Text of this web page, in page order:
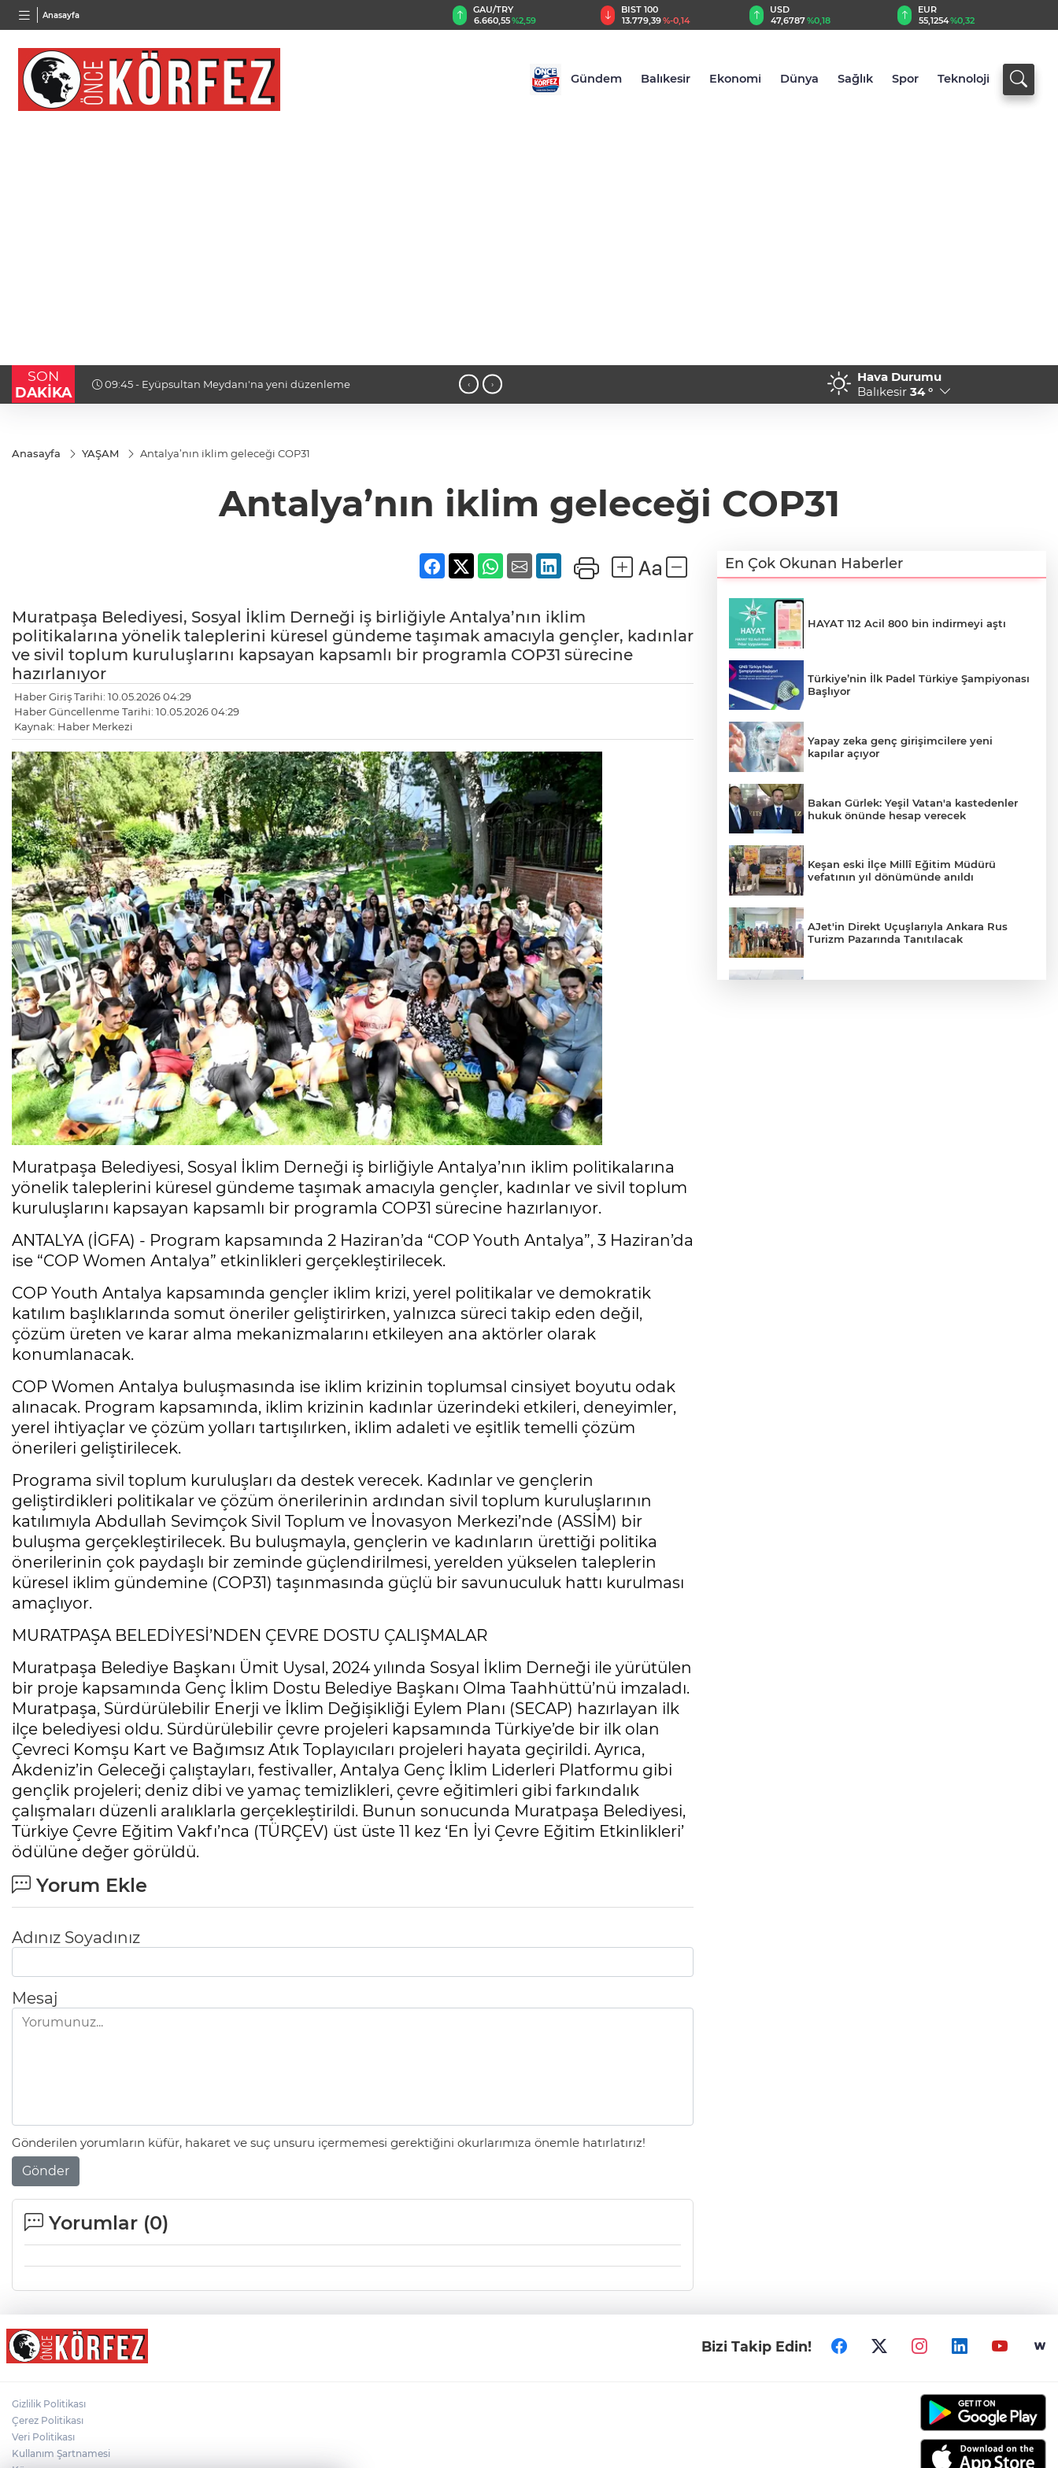
Anasayfa
BGN
27,9743%-0,22
BIST 100
13.779,39%-0,14
USD
47,6787%0,18
EUR
55,1254%0,32
GBP
64,3468%0,38
Gündem Balıkesir Ekonomi Dünya Sağlık Spor Teknoloji
SON
DAKİKA
09:45 - Terörsüz Türkiye yasa teklifi komisyondan geçti 09:31 - Rize Yaşayan
‹ ›
Hava Durumu
Balıkesir 34 °
Anasayfa YAŞAM Antalya’nın iklim geleceği COP31
Antalya’nın iklim geleceği COP31
Muratpaşa Belediyesi, Sosyal İklim Derneği iş birliğiyle Antalya’nın iklim
politikalarına yönelik taleplerini küresel gündeme taşımak amacıyla gençler, kadınlar
ve sivil toplum kuruluşlarını kapsayan kapsamlı bir programla COP31 sürecine
hazırlanıyor
Haber Giriş Tarihi: 10.05.2026 04:29
Haber Güncellenme Tarihi: 10.05.2026 04:29
Kaynak: Haber Merkezi
Muratpaşa Belediyesi, Sosyal İklim Derneği iş birliğiyle Antalya’nın iklim politikalarına
yönelik taleplerini küresel gündeme taşımak amacıyla gençler, kadınlar ve sivil toplum
kuruluşlarını kapsayan kapsamlı bir programla COP31 sürecine hazırlanıyor.
ANTALYA (İGFA) - Program kapsamında 2 Haziran’da “COP Youth Antalya”, 3 Haziran’da
ise “COP Women Antalya” etkinlikleri gerçekleştirilecek.
COP Youth Antalya kapsamında gençler iklim krizi, yerel politikalar ve demokratik
katılım başlıklarında somut öneriler geliştirirken, yalnızca süreci takip eden değil,
çözüm üreten ve karar alma mekanizmalarını etkileyen ana aktörler olarak
konumlanacak.
COP Women Antalya buluşmasında ise iklim krizinin toplumsal cinsiyet boyutu odak
alınacak. Program kapsamında, iklim krizinin kadınlar üzerindeki etkileri, deneyimler,
yerel ihtiyaçlar ve çözüm yolları tartışılırken, iklim adaleti ve eşitlik temelli çözüm
önerileri geliştirilecek.
Programa sivil toplum kuruluşları da destek verecek. Kadınlar ve gençlerin
geliştirdikleri politikalar ve çözüm önerilerinin ardından sivil toplum kuruluşlarının
katılımıyla Abdullah Sevimçok Sivil Toplum ve İnovasyon Merkezi’nde (ASSİM) bir
buluşma gerçekleştirilecek. Bu buluşmayla, gençlerin ve kadınların ürettiği politika
önerilerinin çok paydaşlı bir zeminde güçlendirilmesi, yerelden yükselen taleplerin
küresel iklim gündemine (COP31) taşınmasında güçlü bir savunuculuk hattı kurulması
amaçlıyor.
MURATPAŞA BELEDİYESİ’NDEN ÇEVRE DOSTU ÇALIŞMALAR
Muratpaşa Belediye Başkanı Ümit Uysal, 2024 yılında Sosyal İklim Derneği ile yürütülen
bir proje kapsamında Genç İklim Dostu Belediye Başkanı Olma Taahhüttü’nü imzaladı.
Muratpaşa, Sürdürülebilir Enerji ve İklim Değişikliği Eylem Planı (SECAP) hazırlayan ilk
ilçe belediyesi oldu. Sürdürülebilir çevre projeleri kapsamında Türkiye’de bir ilk olan
Çevreci Komşu Kart ve Bağımsız Atık Toplayıcıları projeleri hayata geçirildi. Ayrıca,
Akdeniz’in Geleceği çalıştayları, festivaller, Antalya Genç İklim Liderleri Platformu gibi
gençlik projeleri; deniz dibi ve yamaç temizlikleri, çevre eğitimleri gibi farkındalık
çalışmaları düzenli aralıklarla gerçekleştirildi. Bunun sonucunda Muratpaşa Belediyesi,
Türkiye Çevre Eğitim Vakfı’nca (TÜRÇEV) üst üste 11 kez ‘En İyi Çevre Eğitim Etkinlikleri’
ödülüne değer görüldü.
Yorum Ekle
Adınız Soyadınız
Mesaj
Gönderilen yorumların küfür, hakaret ve suç unsuru içermemesi gerektiğini okurlarımıza önemle hatırlatırız!
Gönder
Yorumlar (0)
En Çok Okunan Haberler
HAYAT 112 Acil 800 bin indirmeyi aştı
Türkiye’nin İlk Padel Türkiye Şampiyonası
Başlıyor
Yapay zeka genç girişimcilere yeni
kapılar açıyor
Bakan Gürlek: Yeşil Vatan'a kastedenler
hukuk önünde hesap verecek
Keşan eski İlçe Millî Eğitim Müdürü
vefatının yıl dönümünde anıldı
AJet'in Direkt Uçuşlarıyla Ankara Rus
Turizm Pazarında Tanıtılacak
Bizi Takip Edin!
Gizlilik Politikası
Çerez Politikası
Veri Politikası
Kullanım Şartnamesi